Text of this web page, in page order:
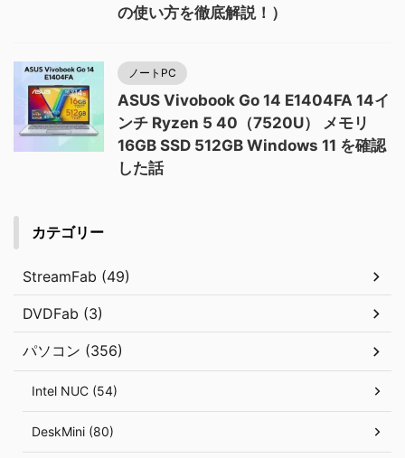
の使い方を徹底解説！）
ノートPC
ASUS Vivobook Go 14 E1404FA 14イ
ンチ Ryzen 5 40（7520U） メモリ
16GB SSD 512GB Windows 11 を確認
した話
カテゴリー
StreamFab (49)
DVDFab (3)
パソコン (356)
Intel NUC (54)
DeskMini (80)